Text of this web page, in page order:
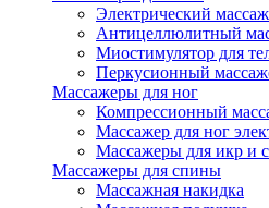
Электрический
Антицеллюлитный
Миостимулятор для
Перкусионный
Массажеры для ног
Компрессионный
Массажер для ног
Массажеры для икр и
Массажеры для спины
Массажная накидка